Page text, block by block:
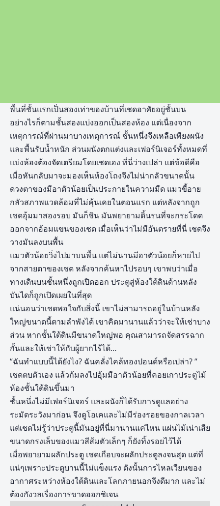
พื้นที่ชั้นแรกเป็นสองเท่าของบ้านที่เชดอาศัยอยู่ชั้นบน
อย่างไรก็ตามชั้นสองแบ่งออกเป็นสองห้อง แต่เนื่องจาก
เหตุการณ์ที่ผ่านมาบางเหตุการณ์ ชั้นหนึ่งจึงเหลือเพียงผนัง
และพื้นรับน้ำหนัก ส่วนผนังตกแต่งและเฟอร์นิเจอร์ทั้งหมดที่
แบ่งห้องต้องจัดเตรียมโดยเชดเอง ที่นี่ว่างเปล่า แต่ข้อดีคือ
เมื่อหันกลับมาจะมองเห็นห้องโถงจึงไม่น่ากลัวขนาดนั้น
ดวงตาของมีอาตัวน้อยเป็นประกายในความมืด แมวขี้อาย
กลัวสภาพแวดล้อมที่ไม่คุ้นเคยในตอนแรก แต่หลังจากถูก
เชดอุ้มมาสองรอบ มันก็ชิน มันพยายามดิ้นรนที่จะกระโดด
ออกจากอ้อมแขนของเชด เมื่อเห็นว่าไม่มีอันตรายที่นี่ เชดจึง
วางมันลงบนพื้น
แมวตัวน้อยวิ่งไปมาบนพื้น แต่ไม่นานมีอาตัวน้อยก็หายไป
จากสายตาของเชด หลังจากค้นหาไปรอบๆ เขาพบว่าเมื่อ
ทางเดินบนชั้นหนึ่งถูกเปิดออก ประตูสู่ห้องใต้ดินด้านหลัง
บันไดก็ถูกเปิดเผยในที่สุด
แน่นอนว่าเชดพอใจกับสิ่งนี้ เขาไม่สามารถอยู่ในบ้านหลัง
ใหญ่ขนาดนี้ตามลำพังได้ เขาคิดมานานแล้วว่าจะให้เช่าบาง
ส่วน หากชั้นใต้ดินมีขนาดใหญ่พอ คุณสามารถจัดสรรฉาก
กั้นและให้เช่าให้กับผู้ยากไร้ได้…
“ฉันทำแบบนี้ได้ยังไง? ฉันคลั่งไคล้ทองปอนด์หรือเปล่า? “
เชดตบตัวเอง แล้วก้มลงไปอุ้มมีอาตัวน้อยที่คอยเกาประตูไม้
ห้องชั้นใต้ดินขึ้นมา
ชั้นหนึ่งไม่มีเฟอร์นิเจอร์ และผนังก็ได้รับการดูแลอย่าง
ระมัดระวังมาก่อน จึงดูโอเคและไม่มีร่องรอยของกาลเวลา
แต่เชดไม่รู้ว่าประตูนี้มันอยู่ที่นี่มานานแค่ไหน แผ่นไม้เน่าเสีย
ขนาดกรงเล็บของแมวสีส้มตัวเล็กๆ ก็ยังทิ้งรอยไว้ได้
เมื่อพยายามผลักประตู เชดเกือบจะผลักประตูลงจนสุด แต่ที่
แน่ๆเพราะประตูบานนี้ไม่แข็งแรง ดังนั้นการไหลเวียนของ
อากาศระหว่างห้องใต้ดินและโลกภายนอกจึงดีมาก และไม่
ต้องกังวลเรื่องการขาดออกซิเจน